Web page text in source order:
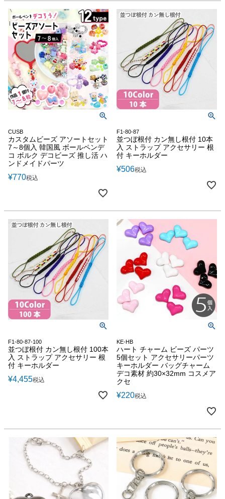
CUSB
カスタムビーズ アソートセット
7～8個入 韓国風 ボールペンデ
コ ボルク デコビーズ 推し活 ハ
ンドメイドパーツ
¥770税込
F1-80-87
並つぼ根付 カン無し根付 10本
入 ストラップ アクセサリー 根
付 キーホルダー
¥506税込
F1-80-87-100
並つぼ根付 カン無し根付 100本
入 ストラップ アクセサリー 根
付 キーホルダー
¥4,455税込
KE-HB
ハート チャーム ビーズ パーツ
5個セット アクセサリーパーツ
キーホルダー バッグチャーム
デコ素材 約30×32mm コスメア
クセ
¥220税込